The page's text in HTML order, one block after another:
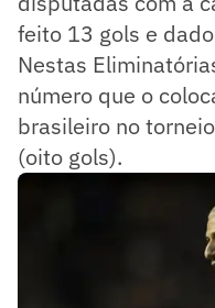
feito 13 gols e
Nestas
número que o
brasileiro no
(oito gols).